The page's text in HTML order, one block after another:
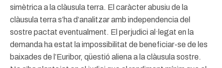
simètrica a la clàusula terra. El caràcter abusiu de la
clàusula terra s’ha d’analitzar amb independencia del
sostre pactat eventualment. El perjudici al·legat en la
demanda ha estat la impossibilitat de beneficiar-se de les
baixades de l’Euribor, qüestió aliena a la clàusula sostre.